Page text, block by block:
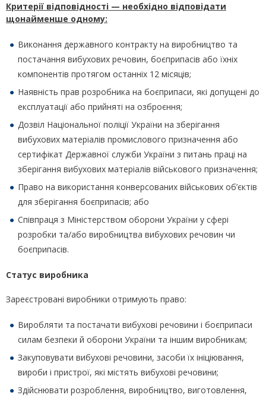
Критерії відповідності — необхідно відповідати
щонайменше одному:
Виконання державного контракту на виробництво та
постачання вибухових речовин, боєприпасів або їхніх
компонентів протягом останніх 12 місяців;
Наявність прав розробника на боєприпаси, які допущені до
експлуатації або прийняті на озброєння;
Дозвіл Національної поліції України на зберігання
вибухових матеріалів промислового призначення або
сертифікат Державної служби України з питань праці на
зберігання вибухових матеріалів військового призначення;
Право на використання конверсованих військових об’єктів
для зберігання боєприпасів; або
Співпраця з Міністерством оборони України у сфері
розробки та/або виробництва вибухових речовин чи
боєприпасів.
Статус виробника
Зареєстровані виробники отримують право:
Виробляти та постачати вибухові речовини і боєприпаси
силам безпеки й оборони України та іншим виробникам;
Закуповувати вибухові речовини, засоби їх ініціювання,
вироби і пристрої, які містять вибухові речовини;
Здійснювати розроблення, виробництво, виготовлення,